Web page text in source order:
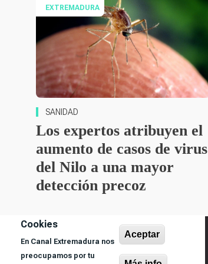
Cookies
En Canal Extremadura nos
preocupamos por tu
Aceptar
EXTREMADURA
SANIDAD
Los expertos atribuyen el
aumento de casos de virus
del Nilo a una mayor
detección precoz